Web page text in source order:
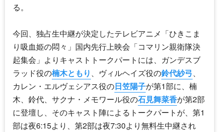
る。
今回、独占生中継が決定したテレビアニメ「ひきこま
り吸血姫の悶々 」国内先行上映会「コマリン親衛隊決
起集会」よりキャストトークパートには、ガンデスブ
ラッド役の楠木ともり 、ヴィルヘイズ役の鈴代紗弓、
カレン・エルヴェシアス役の日笠陽子が第1部に、楠
木、鈴代、サクナ・メモワール役の石見舞菜香が第2部
に登壇し、そのキャスト陣によるトークパートが、第1
部は夜6:15より、第2部は夜7:30より無料生中継され